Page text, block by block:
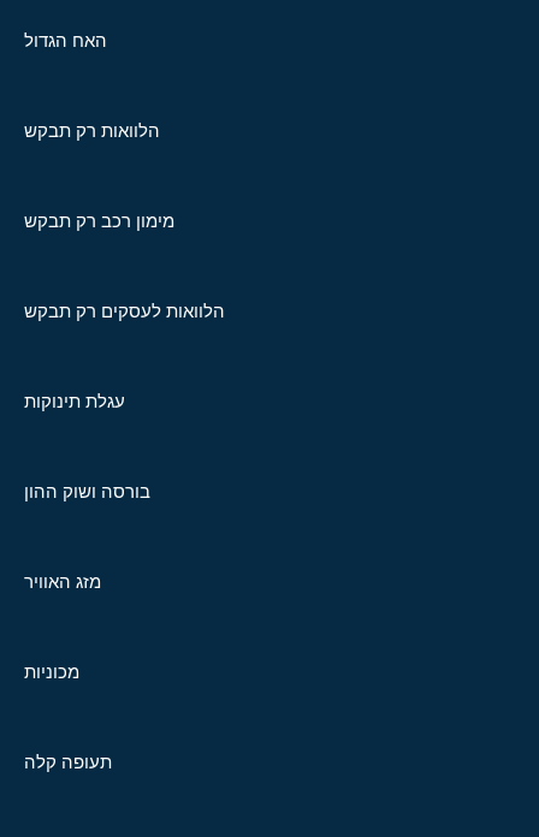
האח הגדול
הלוואות רק תבקש
מימון רכב רק תבקש
הלוואות לעסקים רק תבקש
עגלת תינוקות
בורסה ושוק ההון
מזג האוויר
מכוניות
תעופה קלה